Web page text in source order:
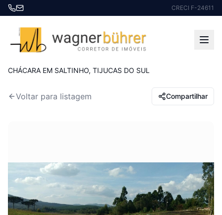
CRECI F-24611
CHÁCARA EM SALTINHO, TIJUCAS DO SUL
Voltar para listagem Compartilhar